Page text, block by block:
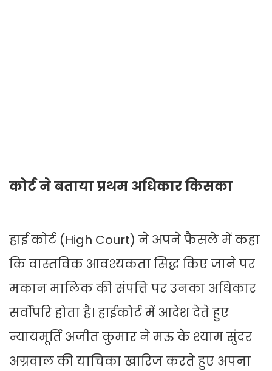
कोर्ट ने बताया प्रथम अधिकार किसका
हाई कोर्ट (High Court) ने अपने फैसले में कहा
कि वास्तविक आवश्यकता सिद्ध किए जाने पर
मकान मालिक की संपत्ति पर उनका अधिकार
सर्वोपरि होता है। हाईकोर्ट में आदेश देते हुए
न्यायमूर्ति अजीत कुमार ने मऊ के श्याम सुंदर
अग्रवाल की याचिका खारिज करते हुए अपना